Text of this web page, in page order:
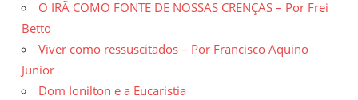
O IRÃ COMO FONTE DE NOSSAS CRENÇAS – Por Frei
Betto
Viver como ressuscitados – Por Francisco Aquino
Junior
Dom Ionilton e a Eucaristia